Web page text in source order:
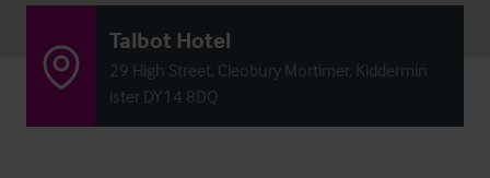
Talbot Hotel
29 High Street, Cleobury Mortimer, Kiddermin
ister DY14 8DQ